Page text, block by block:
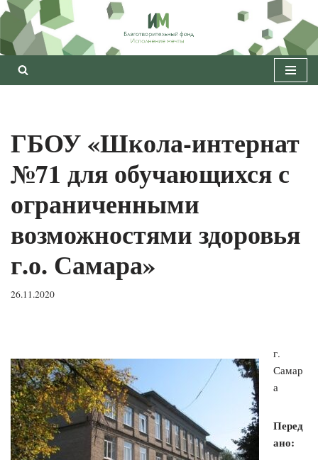
Перейти
к
содержимому
ГБОУ «Школа-интернат
№71 для обучающихся с
ограниченными
возможностями здоровья
г.о. Самара»
26.11.2020
г.
Самар
а
Перед
ано: